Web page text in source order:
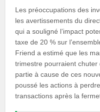
Les préoccupations des
les avertissements du
qui a souligné l’impact
taxe de 20 % sur
Friend a estimé que les
trimestre pourraient
partie à cause de ces
poussé les actions à
transactions après la